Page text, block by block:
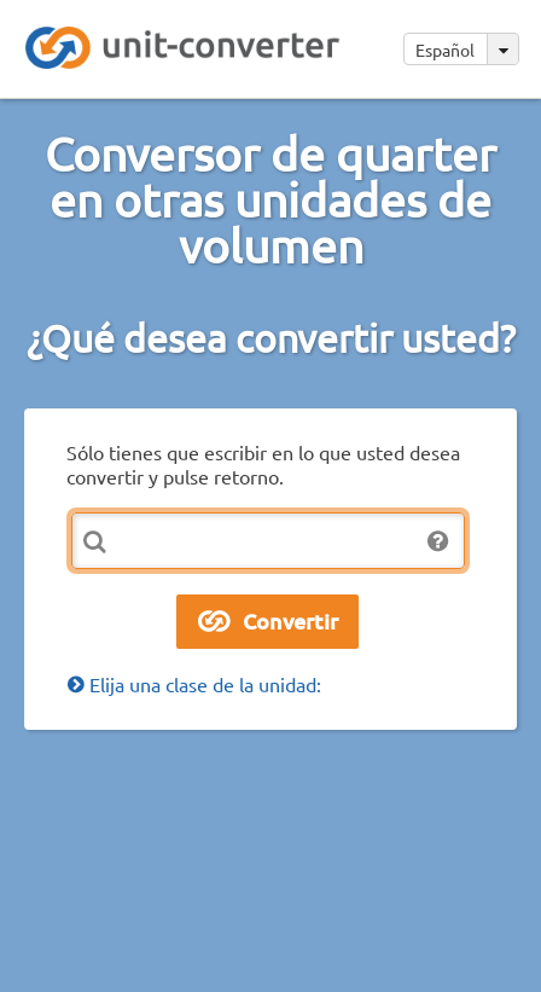
Español
Conversor de quarter
en otras unidades de
volumen
¿Qué desea convertir usted?
Sólo tienes que escribir en lo que usted desea
convertir y pulse retorno.
Elija una clase de la unidad: